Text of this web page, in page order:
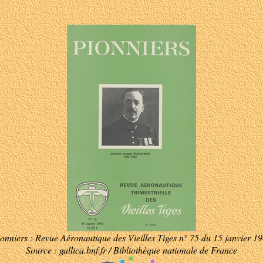
: Revue Aéronautique des Vieilles Tiges n° 75 du 15 janvier
Source : gallica.bnf.fr / Bibliothèque nationale de France